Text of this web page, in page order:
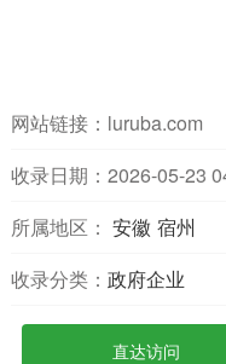
网站链接： luruba.com
收录日期：2026-05-23
所属地区： 安徽 宿州
收录分类： 政府企业
直达访问